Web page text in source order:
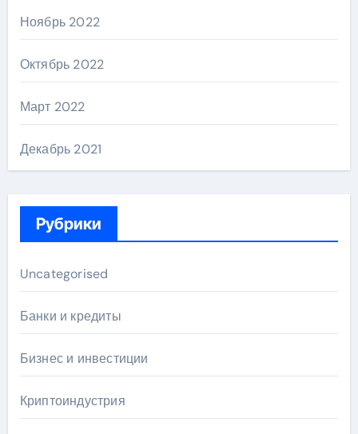
Ноябрь 2022
Октябрь 2022
Март 2022
Декабрь 2021
Рубрики
Uncategorised
Банки и кредиты
Бизнес и инвестиции
Криптоиндустрия